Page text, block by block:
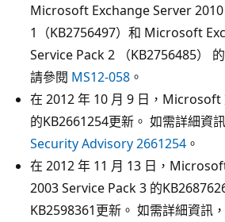
Microsoft Exchange Server
1（KB2756497）和 Microsoft
Service Pack 2 （KB2756485）
請參閱 MS12-058 。
在 2012 年 10 月 9 日，Microsoft
的KB2661254更新。 如需詳細資
Security Advisory 2661254 。
在 2012 年 11 月 13 日，
2003 Service Pack 3 的
KB2598361更新。 如需詳細資訊